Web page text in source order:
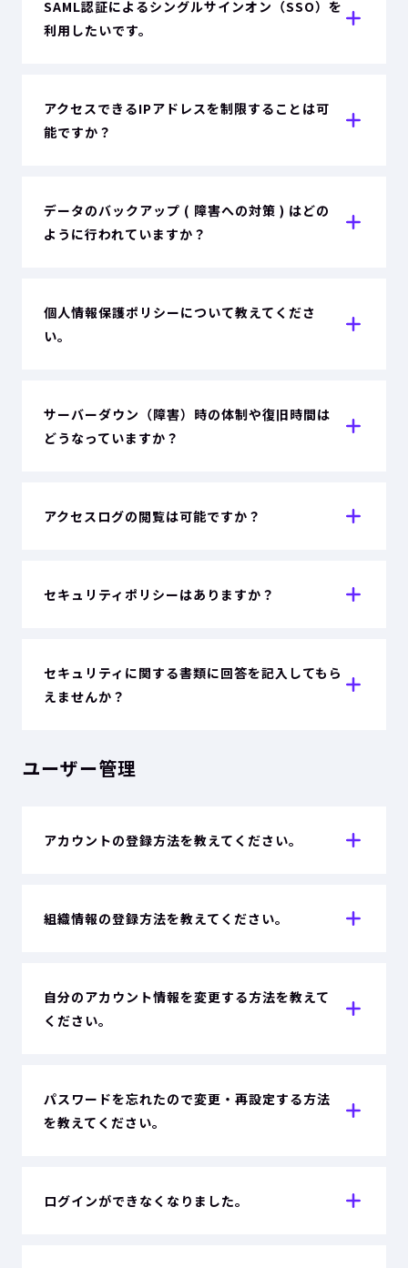
SAML認証によるシングルサインオン（SSO）を
利用したいです。
アクセスできるIPアドレスを制限することは可
能ですか？
データのバックアップ ( 障害への対策 ) はどの
ように行われていますか？
個人情報保護ポリシーについて教えてくださ
い。
サーバーダウン（障害）時の体制や復旧時間は
どうなっていますか？
アクセスログの閲覧は可能ですか？
セキュリティポリシーはありますか？
セキュリティに関する書類に回答を記入してもら
えませんか？
ユーザー管理
アカウントの登録方法を教えてください。
組織情報の登録方法を教えてください。
自分のアカウント情報を変更する方法を教えて
ください。
パスワードを忘れたので変更・再設定する方法
を教えてください。
ログインができなくなりました。